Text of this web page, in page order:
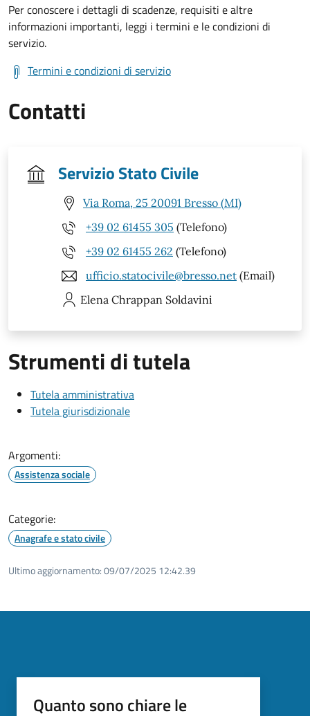
Per conoscere i dettagli di scadenze, requisiti e altre
informazioni importanti, leggi i termini e le condizioni di
servizio.
Termini e condizioni di servizio
Contatti
Servizio Stato Civile
Via Roma, 25 20091 Bresso (MI)
+39 02 61455 305 (Telefono)
+39 02 61455 262 (Telefono)
ufficio.statocivile@bresso.net (Email)
Elena Chrappan Soldavini
Strumenti di tutela
Tutela amministrativa
Tutela giurisdizionale
Argomenti:
Assistenza sociale
Categorie:
Anagrafe e stato civile
Ultimo aggiornamento:09/07/2025 12:42.39
Quanto sono chiare le